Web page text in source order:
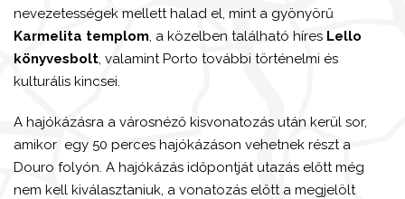
nevezetességek mellett halad el, mint a gyönyörű
Karmelita templom , a közelben található híres Lello
könyvesbolt , valamint Porto további történelmi és
kulturális kincsei.
A hajókázásra a városnéző kisvonatozás után kerül sor,
amikor egy 50 perces hajókázáson vehetnek részt a
Douro folyón. A hajókázás időpontját utazás előtt még
nem kell kiválasztaniuk, a vonatozás előtt a megjelölt